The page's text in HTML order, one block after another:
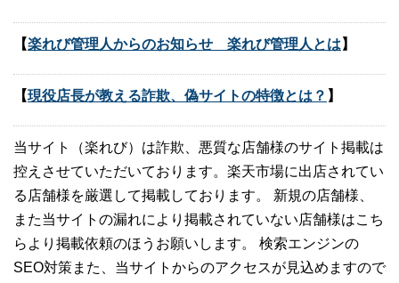
【楽れび管理人からのお知らせ 楽れび管理人とは 】
【現役店長が教える詐欺、偽サイトの特徴とは？ 】
当サイト（楽れび）は詐欺、悪質な店舗様のサイト掲載は
控えさせていただいております。楽天市場に出店されてい
る店舗様を厳選して掲載しております。 新規の店舗様、
また当サイトの漏れにより掲載されていない店舗様はこち
らより掲載依頼のほうお願いします。 検索エンジンの
SEO対策また、当サイトからのアクセスが見込めますので